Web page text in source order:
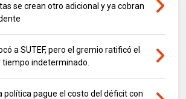
se crean otro adicional y ya cobran
a SUTEF, pero el gremio ratificó el
indeterminado.
política pague el costo del déficit con